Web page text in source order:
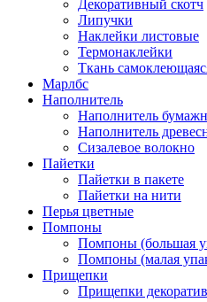
Декоративный скотч
Липучки
Наклейки листовые
Термонаклейки
Ткань
Марлбс
Наполнитель
Наполнитель
Наполнитель
Сизалевое волокно
Пайетки
Пайетки в пакете
Пайетки на нити
Перья цветные
Помпоны
Помпоны (большая
Помпоны (малая
Прищепки
Прищепки